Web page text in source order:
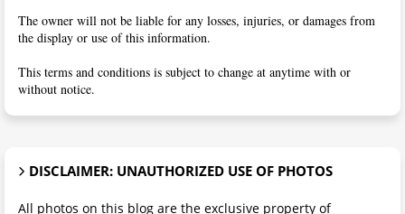
The owner will not be liable for any losses, injuries, or damages from
the display or use of this information.
This terms and conditions is subject to change at anytime with or
without notice.
DISCLAIMER: UNAUTHORIZED USE OF PHOTOS
All photos on this blog are the exclusive property of